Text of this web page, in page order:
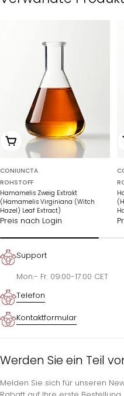
Wählen Sie Optionen
CONIUNCTA
ROHSTOFF
Hamamelis Zweig Extrakt
(Hamamelis Virginiana (Witch
Hazel) Leaf Extract)
Preis nach Login
Support
Mon.- Fr. 09:00-17:00 CET
Telefon
Kontaktformular
Werden Sie ein Teil
Melden Sie sich für unseren